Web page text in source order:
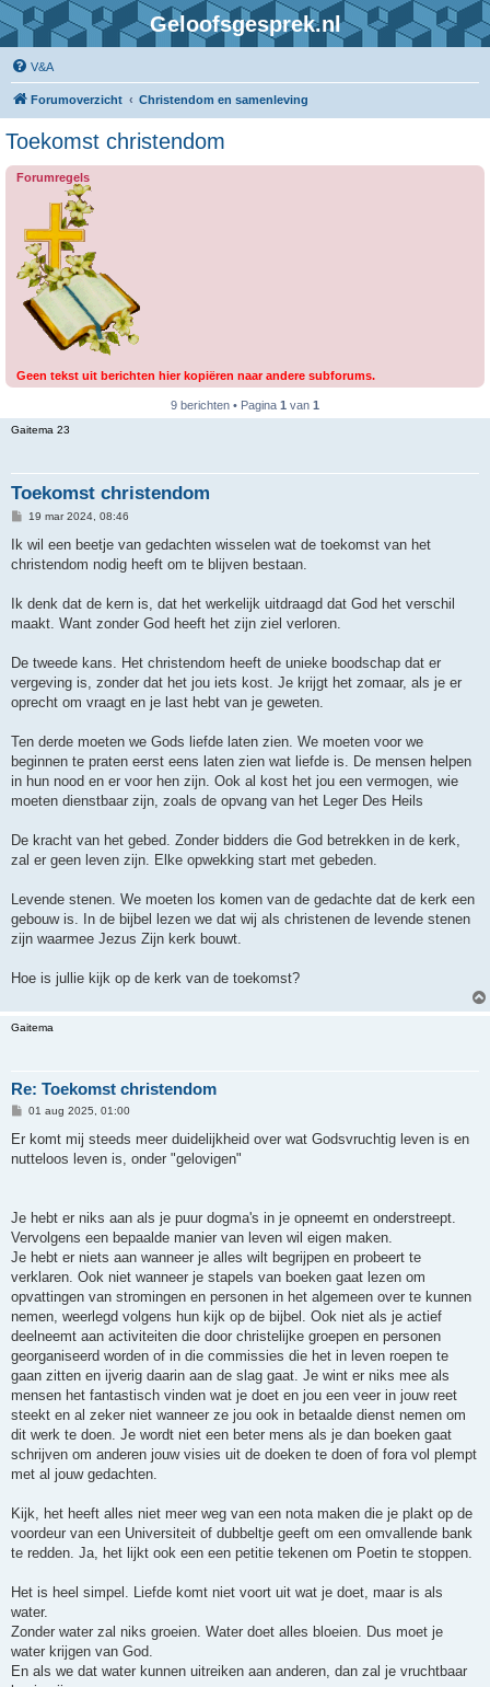
Geloofsgesprek.nl
V&A
Forumoverzicht Christendom en samenleving
Toekomst christendom
Forumregels
Geen tekst uit berichten hier kopiëren naar andere subforums.
9 berichten • Pagina 1 van 1
Gaitema 23
Toekomst christendom
B
c
19 mar 2024, 08:46
Ik wil een beetje van gedachten wisselen wat de toekomst van het
christendom nodig heeft om te blijven bestaan.
Ik denk dat de kern is, dat het werkelijk uitdraagd dat God het verschil
maakt. Want zonder God heeft het zijn ziel verloren.
De tweede kans. Het christendom heeft de unieke boodschap dat er
vergeving is, zonder dat het jou iets kost. Je krijgt het zomaar, als je er
oprecht om vraagt en je last hebt van je geweten.
Ten derde moeten we Gods liefde laten zien. We moeten voor we
beginnen te praten eerst eens laten zien wat liefde is. De mensen helpen
in hun nood en er voor hen zijn. Ook al kost het jou een vermogen, wie
moeten dienstbaar zijn, zoals de opvang van het Leger Des Heils
De kracht van het gebed. Zonder bidders die God betrekken in de kerk,
zal er geen leven zijn. Elke opwekking start met gebeden.
Levende stenen. We moeten los komen van de gedachte dat de kerk een
gebouw is. In de bijbel lezen we dat wij als christenen de levende stenen
zijn waarmee Jezus Zijn kerk bouwt.
Hoe is jullie kijk op de kerk van de toekomst?
Gaitema
Re: Toekomst christendom
B
r
c
01 aug 2025, 01:00
Er komt mij steeds meer duidelijkheid over wat Godsvruchtig leven is en
nutteloos leven is, onder "gelovigen"
Je hebt er niks aan als je puur dogma's in je opneemt en onderstreept.
Vervolgens een bepaalde manier van leven wil eigen maken.
Je hebt er niets aan wanneer je alles wilt begrijpen en probeert te
verklaren. Ook niet wanneer je stapels van boeken gaat lezen om
opvattingen van stromingen en personen in het algemeen over te kunnen
nemen, weerlegd volgens hun kijk op de bijbel. Ook niet als je actief
deelneemt aan activiteiten die door christelijke groepen en personen
georganiseerd worden of in die commissies die het in leven roepen te
gaan zitten en ijverig daarin aan de slag gaat. Je wint er niks mee als
mensen het fantastisch vinden wat je doet en jou een veer in jouw reet
steekt en al zeker niet wanneer ze jou ook in betaalde dienst nemen om
dit werk te doen. Je wordt niet een beter mens als je dan boeken gaat
schrijven om anderen jouw visies uit de doeken te doen of fora vol plempt
met al jouw gedachten.
Kijk, het heeft alles niet meer weg van een nota maken die je plakt op de
voordeur van een Universiteit of dubbeltje geeft om een omvallende bank
te redden. Ja, het lijkt ook een een petitie tekenen om Poetin te stoppen.
Het is heel simpel. Liefde komt niet voort uit wat je doet, maar is als
water.
Zonder water zal niks groeien. Water doet alles bloeien. Dus moet je
water krijgen van God.
En als we dat water kunnen uitreiken aan anderen, dan zal je vruchtbaar